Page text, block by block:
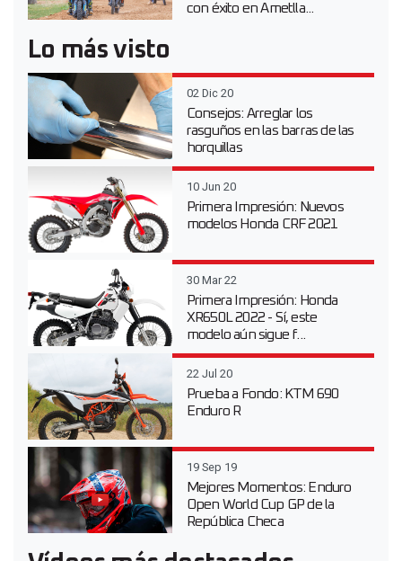
con éxito en Ametlla...
Lo más visto
02 Dic 20
Consejos: Arreglar los
rasguños en las barras de las
horquillas
10 Jun 20
Primera Impresión: Nuevos
modelos Honda CRF 2021
30 Mar 22
Primera Impresión: Honda
XR650L 2022 - Sí, este
modelo aún sigue f...
22 Jul 20
Prueba a Fondo: KTM 690
Enduro R
19 Sep 19
Mejores Momentos: Enduro
Open World Cup GP de la
República Checa